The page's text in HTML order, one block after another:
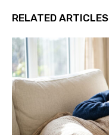
RELATED ARTICLES